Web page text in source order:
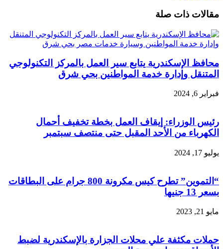
مقالات ذات صلة
محافظ الإسكندرية يتابع سير العمل بالمركز التكنولوجي
المتنقل وإدارة خدمة المواطنين بحي شرق
فبراير 6, 2024
رئيس الوزراء: إيقاف العمل بخطة تخفيف أحمال
الكهرباء من الأحد المقبل حتى منتصف سبتمبر
يوليو 17, 2024
“التموين” تطرح كيس مكرونة 800 جرام على البطاقات
بسعر 13 جنيها
مايو 21, 2023
حملات مكثفة علي محلات الجزارة بالإسكندرية لضبط